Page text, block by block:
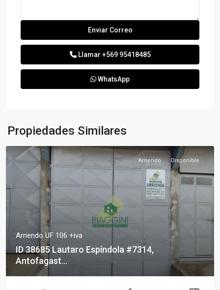
Llamar +569 95418485
WhatsApp
Propiedades Similares
Arriendo Disponible
Arriendo UF 106 +iva
ID 38685 Lautaro Espíndola #7314,
Antofagast...